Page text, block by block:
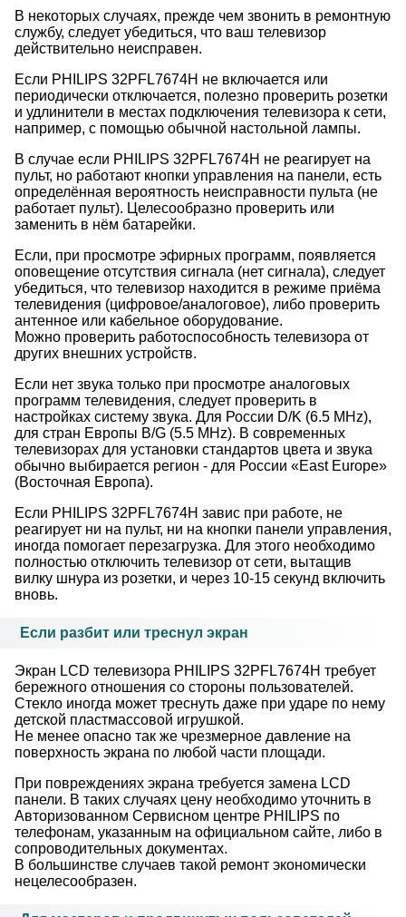
В некоторых случаях, прежде чем звонить в ремонтную
службу, следует убедиться, что ваш телевизор
действительно неисправен.
Если PHILIPS 32PFL7674H не включается или
периодически отключается, полезно проверить розетки
и удлинители в местах подключения телевизора к сети,
например, с помощью обычной настольной лампы.
В случае если PHILIPS 32PFL7674H не реагирует на
пульт, но работают кнопки управления на панели, есть
определённая вероятность неисправности пульта (не
работает пульт). Целесообразно проверить или
заменить в нём батарейки.
Если, при просмотре эфирных программ, появляется
оповещение отсутствия сигнала (нет сигнала), следует
убедиться, что телевизор находится в режиме приёма
телевидения (цифровое/аналоговое), либо проверить
антенное или кабельное оборудование.
Можно проверить работоспособность телевизора от
других внешних устройств.
Если нет звука только при просмотре аналоговых
программ телевидения, следует проверить в
настройках систему звука. Для России D/K (6.5 MHz),
для стран Европы B/G (5.5 MHz). В современных
телевизорах для установки стандартов цвета и звука
обычно выбирается регион - для России «East Europe»
(Восточная Европа).
Если PHILIPS 32PFL7674H завис при работе, не
реагирует ни на пульт, ни на кнопки панели управления,
иногда помогает перезагрузка. Для этого необходимо
полностью отключить телевизор от сети, вытащив
вилку шнура из розетки, и через 10-15 секунд включить
вновь.
Если разбит или треснул экран
Экран LCD телевизора PHILIPS 32PFL7674H требует
бережного отношения со стороны пользователей.
Стекло иногда может треснуть даже при ударе по нему
детской пластмассовой игрушкой.
Не менее опасно так же чрезмерное давление на
поверхность экрана по любой части площади.
При повреждениях экрана требуется замена LCD
панели. В таких случаях цену необходимо уточнить в
Авторизованном Сервисном центре PHILIPS по
телефонам, указанным на официальном сайте, либо в
сопроводительных документах.
В большинстве случаев такой ремонт экономически
нецелесообразен.